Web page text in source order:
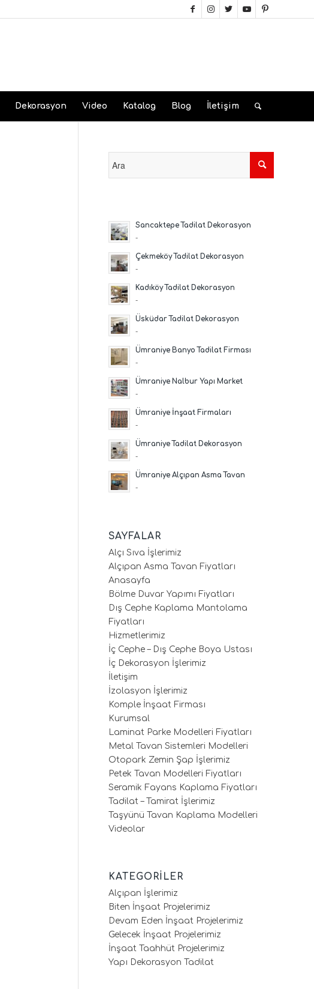
Dekorasyon Video Katalog Blog İletişim
Sancaktepe Tadilat Dekorasyon
-
Çekmeköy Tadilat Dekorasyon
-
Kadıköy Tadilat Dekorasyon
-
Üsküdar Tadilat Dekorasyon
-
Ümraniye Banyo Tadilat Firması
-
Ümraniye Nalbur Yapı Market
-
Ümraniye İnşaat Firmaları
-
Ümraniye Tadilat Dekorasyon
-
Ümraniye Alçıpan Asma Tavan
-
SAYFALAR
Alçı Sıva İşlerimiz
Alçıpan Asma Tavan Fiyatları
Anasayfa
Bölme Duvar Yapımı Fiyatları
Dış Cephe Kaplama Mantolama
Fiyatları
Hizmetlerimiz
İç Cephe – Dış Cephe Boya Ustası
İç Dekorasyon İşlerimiz
İletişim
İzolasyon İşlerimiz
Komple İnşaat Firması
Kurumsal
Laminat Parke Modelleri Fiyatları
Metal Tavan Sistemleri Modelleri
Otopark Zemin Şap İşlerimiz
Petek Tavan Modelleri Fiyatları
Seramik Fayans Kaplama Fiyatları
Tadilat – Tamirat İşlerimiz
Taşyünü Tavan Kaplama Modelleri
Videolar
KATEGORILER
Alçıpan İşlerimiz
Biten İnşaat Projelerimiz
Devam Eden İnşaat Projelerimiz
Gelecek İnşaat Projelerimiz
İnşaat Taahhüt Projelerimiz
Yapı Dekorasyon Tadilat